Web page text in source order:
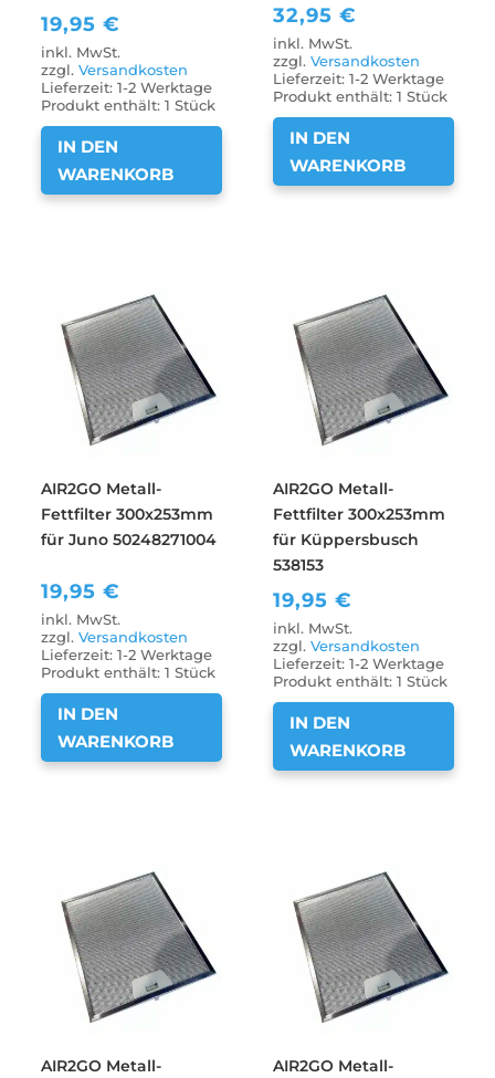
19,95€
inkl. MwSt.
zzgl.Versandkosten
Lieferzeit:1-2 Werktage
Produkt enthält: 1Stück
IN DEN
WARENKORB
32,95€
inkl. MwSt.
zzgl.Versandkosten
Lieferzeit:1-2 Werktage
Produkt enthält: 1Stück
IN DEN
WARENKORB
AIR2GO Metall-
Fettfilter 300x253mm
für Juno 50248271004
19,95€
inkl. MwSt.
zzgl.Versandkosten
Lieferzeit:1-2 Werktage
Produkt enthält: 1Stück
IN DEN
WARENKORB
AIR2GO Metall-
Fettfilter 300x253mm
für Küppersbusch
538153
19,95€
inkl. MwSt.
zzgl.Versandkosten
Lieferzeit:1-2 Werktage
Produkt enthält: 1Stück
IN DEN
WARENKORB
AIR2GO Metall-
AIR2GO Metall-